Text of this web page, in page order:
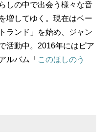
しの中で出会う様々な音
増してゆく。現在はベー
ランド」を始め、ジャン
活動中。2016年にはピア
ルバム「 このほしのう